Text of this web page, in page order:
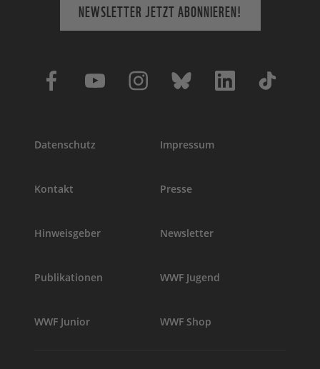
NEWSLETTER JETZT ABONNIEREN!
Datenschutz Impressum
Kontakt Presse
Hinweisgeber Newsletter
Publikationen WWF Jugend
WWF Junior WWF Shop